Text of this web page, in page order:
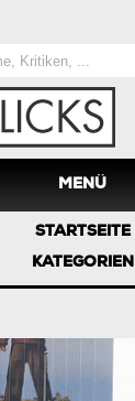
MENÜ
STARTSEITE
KATEGORIEN